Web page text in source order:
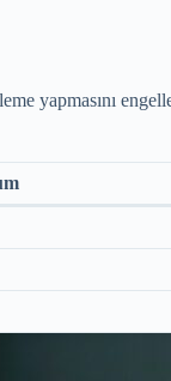
yapmasını